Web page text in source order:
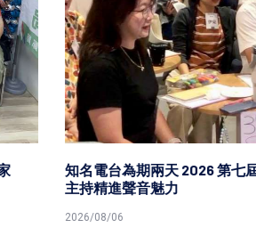
第七屆港都好聲音 串流音樂播報